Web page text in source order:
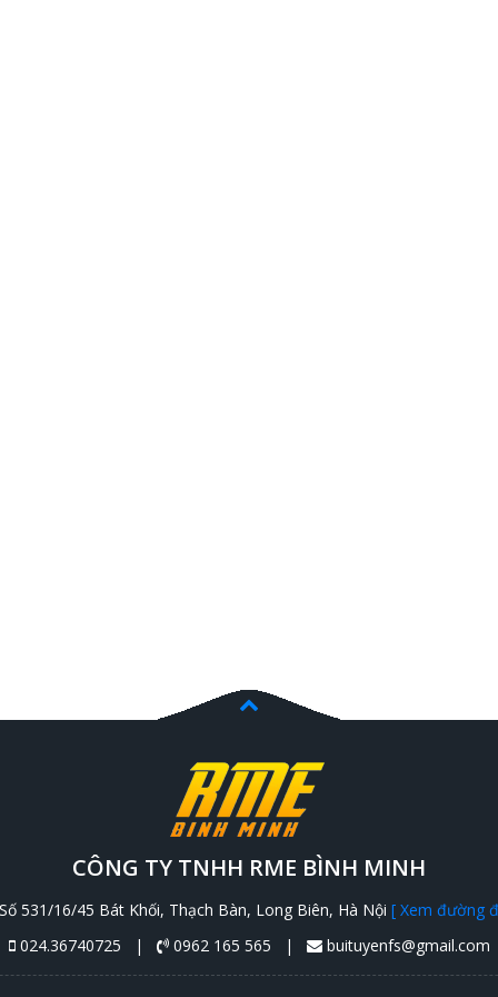
CÔNG TY TNHH RME BÌNH MINH
531/16/45 Bát Khối, Thạch Bàn, Long Biên, Hà Nội [ Xem đường
024.36740725 |
0962 165 565 | buituyenfs@gmail.com